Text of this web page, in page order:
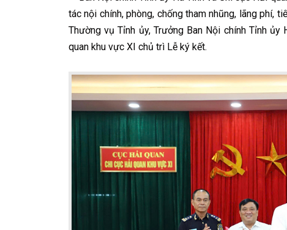
tác nội chính, phòng, chống tham nhũng, lãng phí,
Thường vụ Tỉnh ủy, Trưởng Ban Nội chính Tỉnh
quan khu vực XI chủ trì Lễ ký kết.